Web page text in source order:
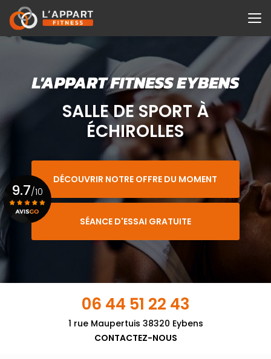
au
contenu
principal
SALLE DE SPORT À
ÉCHIROLLES
DÉCOUVRIR NOTRE OFFRE DU MOMENT
SÉANCE D'ESSAI GRATUITE
06 44 51 22 43
1 rue Maupertuis 38320 Eybens
CONTACTEZ-NOUS
9.7/10